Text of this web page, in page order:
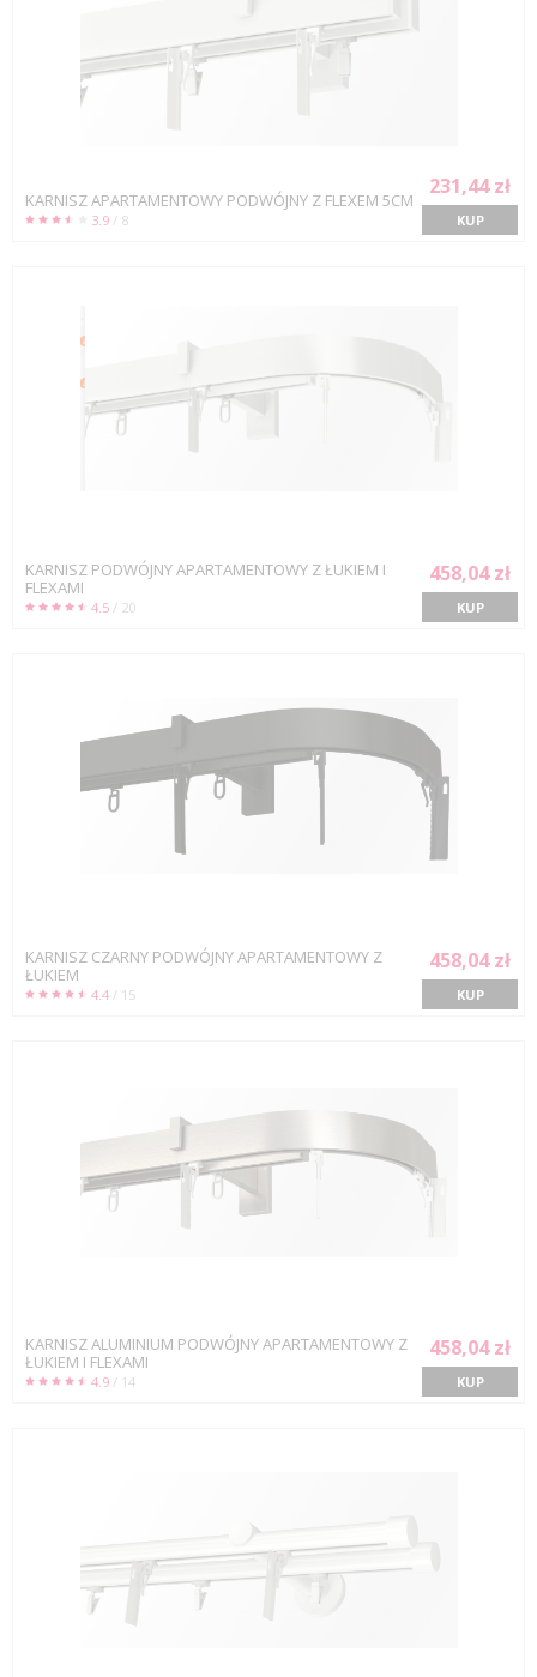
KARNISZ APARTAMENTOWY PODWÓJNY Z FLEXEM 5CM
3.9 / 8
231,44 zł
KUP
KARNISZ PODWÓJNY APARTAMENTOWY Z ŁUKIEM I
FLEXAMI
4.5 / 20
458,04 zł
KUP
KARNISZ CZARNY PODWÓJNY APARTAMENTOWY Z
ŁUKIEM
4.4 / 15
458,04 zł
KUP
KARNISZ ALUMINIUM PODWÓJNY APARTAMENTOWY Z
ŁUKIEM I FLEXAMI
4.9 / 14
458,04 zł
KUP